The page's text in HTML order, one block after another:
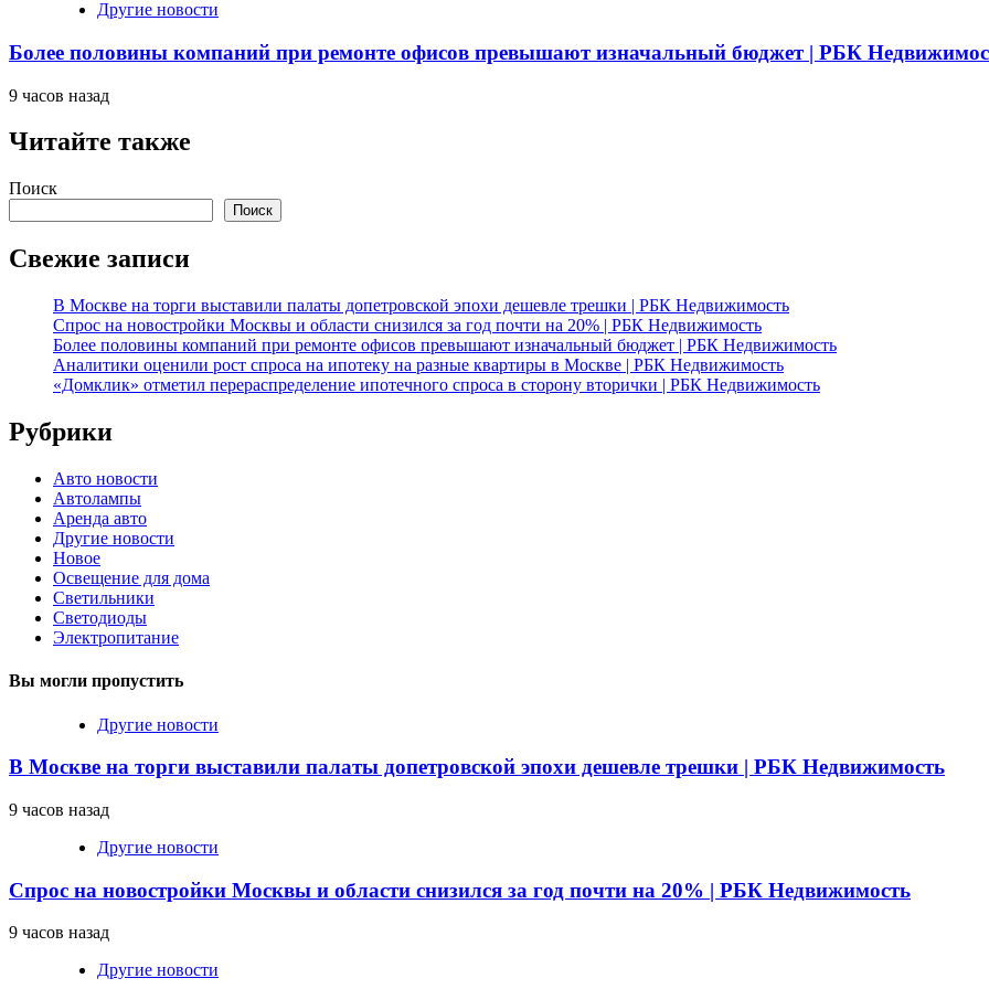
Другие новости
Более половины компаний при ремонте офисов превышают изначальный бюджет | РБК
9 часов назад
Читайте также
Поиск
Поиск
Свежие записи
В Москве на торги выставили палаты допетровской эпохи дешевле трешки | РБК Недвижимость
Спрос на новостройки Москвы и области снизился за год почти на 20% | РБК Недвижимость
Более половины компаний при ремонте офисов превышают изначальный бюджет | РБК Недвижимость
Аналитики оценили рост спроса на ипотеку на разные квартиры в Москве | РБК Недвижимость
«Домклик» отметил перераспределение ипотечного спроса в сторону вторички | РБК Недвижимость
Рубрики
Авто новости
Автолампы
Аренда авто
Другие новости
Новое
Освещение для дома
Светильники
Светодиоды
Электропитание
Вы могли пропустить
Другие новости
В Москве на торги выставили палаты допетровской эпохи дешевле трешки | РБК Недвижимость
9 часов назад
Другие новости
Спрос на новостройки Москвы и области снизился за год почти на 20% | РБК Недвижимость
9 часов назад
Другие новости